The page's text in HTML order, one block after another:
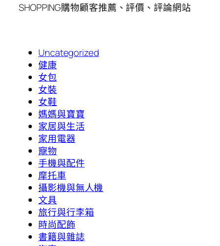
SHOPPING購物顧客推薦、評價、評論網站
Uncategorized
健康
女包
女裝
女鞋
媽媽與寶寶
家居與生活
家用電器
寵物
手機與配件
摩托車
攝影機與無人機
文具
旅行與行李箱
時尚配飾
書籍與雜誌